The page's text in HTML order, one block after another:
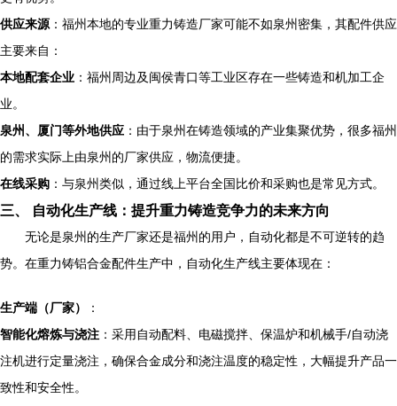
供应来源 ：福州本地的专业重力铸造厂家可能不如泉州密集，其配件供应
主要来自：
本地配套企业 ：福州周边及闽侯青口等工业区存在一些铸造和机加工企
业。
泉州、厦门等外地供应 ：由于泉州在铸造领域的产业集聚优势，很多福州
的需求实际上由泉州的厂家供应，物流便捷。
在线采购 ：与泉州类似，通过线上平台全国比价和采购也是常见方式。
三、 自动化生产线：提升重力铸造竞争力的未来方向
无论是泉州的生产厂家还是福州的用户，自动化都是不可逆转的趋
势。在重力铸铝合金配件生产中，自动化生产线主要体现在：
生产端（厂家）
：
智能化熔炼与浇注 ：采用自动配料、电磁搅拌、保温炉和机械手/自动浇
注机进行定量浇注，确保合金成分和浇注温度的稳定性，大幅提升产品一
致性和安全性。